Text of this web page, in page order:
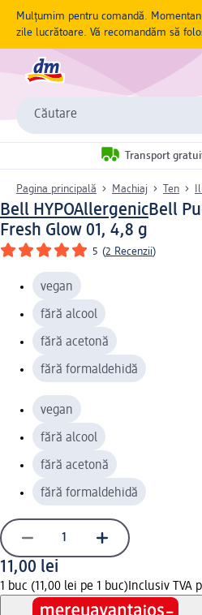
Mulțumim pentru comandă.
zile lucrătoare. Vă recomandăm să
Căutare
Transport
Pagina principală Machiaj Ten
Bell HYPOAllergenicBell
Fresh Glow 01, 4,8 g
5 (2 Recenzii)
vegan
fără alcool
fără acetonă
fără formaldehidă
vegan
fără alcool
fără acetonă
fără formaldehidă
11,00 lei
1 buc (11,00 lei pe 1 buc) Inclusiv TVA